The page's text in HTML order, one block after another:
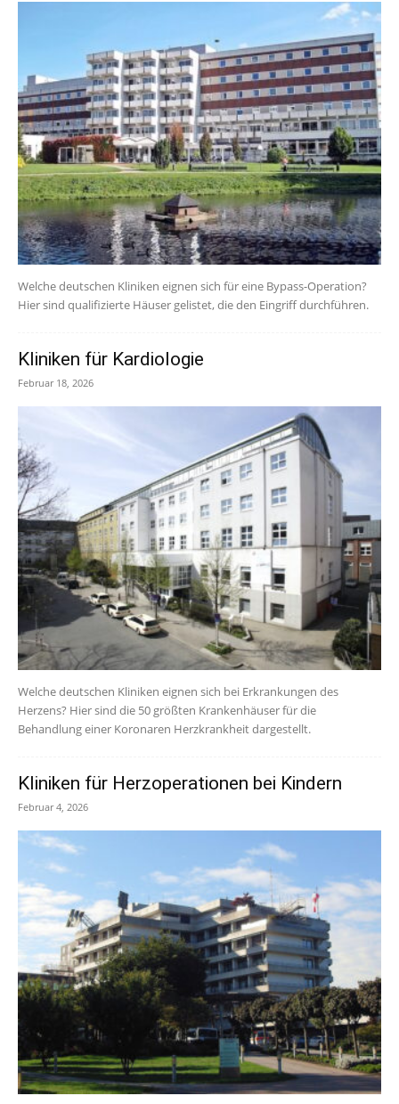
Welche deutschen Kliniken eignen sich für eine Bypass-Operation?
Hier sind qualifizierte Häuser gelistet, die den Eingriff durchführen.
Kliniken für Kardiologie
Februar 18, 2026
Welche deutschen Kliniken eignen sich bei Erkrankungen des
Herzens? Hier sind die 50 größten Krankenhäuser für die
Behandlung einer Koronaren Herzkrankheit dargestellt.
Kliniken für Herzoperationen bei Kindern
Februar 4, 2026